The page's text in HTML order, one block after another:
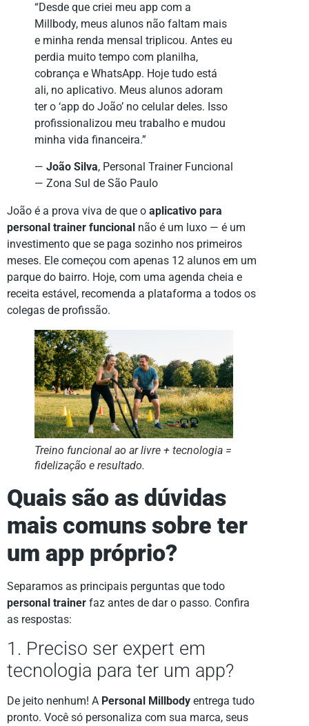
“Desde que criei meu app com a
Millbody, meus alunos não faltam mais
e minha renda mensal triplicou. Antes eu
perdia muito tempo com planilha,
cobrança e WhatsApp. Hoje tudo está
ali, no aplicativo. Meus alunos adoram
ter o ‘app do João’ no celular deles. Isso
profissionalizou meu trabalho e mudou
minha vida financeira.”
— João Silva, Personal Trainer Funcional
— Zona Sul de São Paulo
João é a prova viva de que o aplicativo para
personal trainer funcional não é um luxo — é um
investimento que se paga sozinho nos primeiros
meses. Ele começou com apenas 12 alunos em um
parque do bairro. Hoje, com uma agenda cheia e
receita estável, recomenda a plataforma a todos os
colegas de profissão.
Treino funcional ao ar livre + tecnologia =
fidelização e resultado.
Quais são as dúvidas
mais comuns sobre ter
um app próprio?
Separamos as principais perguntas que todo
personal trainer faz antes de dar o passo. Confira
as respostas:
1. Preciso ser expert em
tecnologia para ter um app?
De jeito nenhum! A Personal Millbody entrega tudo
pronto. Você só personaliza com sua marca, seus